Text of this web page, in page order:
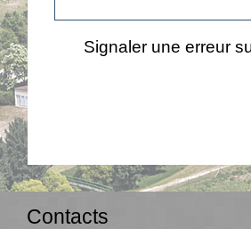
Signaler une erreur
Contacts